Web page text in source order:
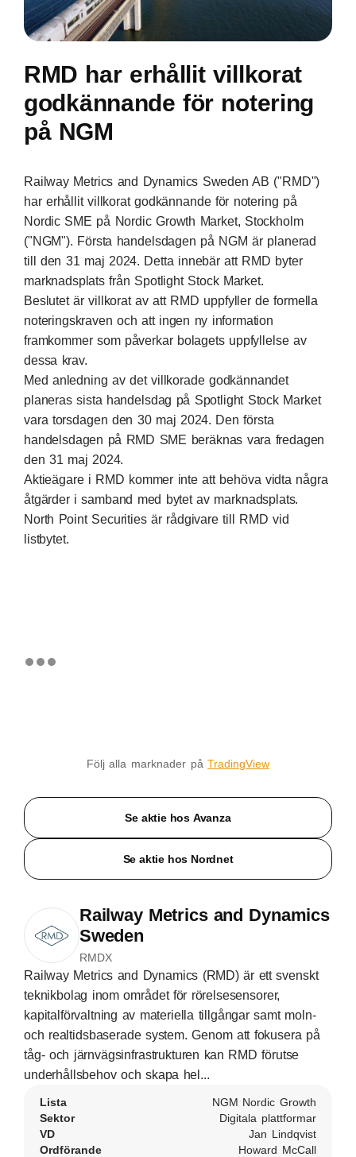
RMD har erhållit villkorat
godkännande för notering
på NGM
Railway Metrics and Dynamics Sweden AB ("RMD")
har erhållit villkorat godkännande för notering på
Nordic SME på Nordic Growth Market, Stockholm
("NGM"). Första handelsdagen på NGM är planerad
till den 31 maj 2024. Detta innebär att RMD byter
marknadsplats från Spotlight Stock Market.
Beslutet är villkorat av att RMD uppfyller de formella
noteringskraven och att ingen ny information
framkommer som påverkar bolagets uppfyllelse av
dessa krav.
Med anledning av det villkorade godkännandet
planeras sista handelsdag på Spotlight Stock Market
vara torsdagen den 30 maj 2024. Den första
handelsdagen på RMD SME beräknas vara fredagen
den 31 maj 2024.
Aktieägare i RMD kommer inte att behöva vidta några
åtgärder i samband med bytet av marknadsplats.
North Point Securities är rådgivare till RMD vid
listbytet.
Följ alla marknader påTradingView
Se aktie hos Avanza
Se aktie hos Nordnet
Railway Metrics and Dynamics
Sweden
RMDX
Railway Metrics and Dynamics (RMD) är ett svenskt
teknikbolag inom området för rörelsesensorer,
kapitalförvaltning av materiella tillgångar samt moln-
och realtidsbaserade system. Genom att fokusera på
tåg- och järnvägsinfrastrukturen kan RMD förutse
underhållsbehov och skapa hel...
Lista
NGM Nordic Growth
Sektor
Digitala plattformar
VD
Jan Lindqvist
Ordförande
Howard McCall